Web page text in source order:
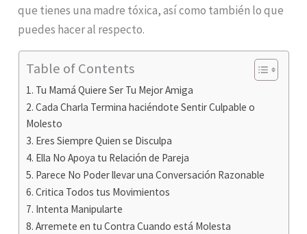
que tienes una madre tóxica, así como también lo que
puedes hacer al respecto.
Table of Contents
1. Tu Mamá Quiere Ser Tu Mejor Amiga
2. Cada Charla Termina haciéndote Sentir Culpable o
Molesto
3. Eres Siempre Quien se Disculpa
4. Ella No Apoya tu Relación de Pareja
5. Parece No Poder llevar una Conversación Razonable
6. Critica Todos tus Movimientos
7. Intenta Manipularte
8. Arremete en tu Contra Cuando está Molesta